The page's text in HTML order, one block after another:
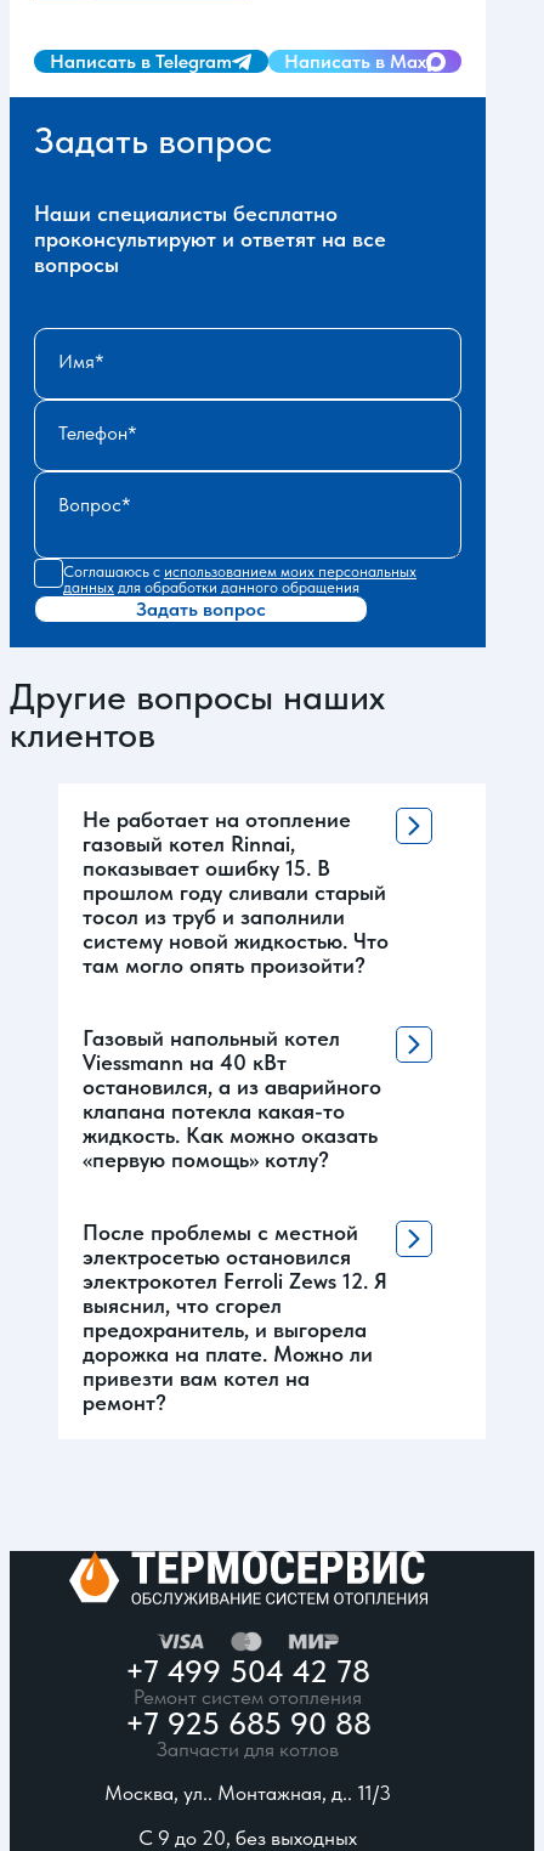
Написать в Telegram Написать в Max
Задать вопрос
Наши специалисты бесплатно
проконсультируют и ответят на все
вопросы
Имя
Телефон
Вопрос
Соглашаюсь с использованием моих персональных
данных для обработки данного обращения
Задать вопрос
Другие вопросы наших
клиентов
Не работает на отопление
газовый котел Rinnai,
показывает ошибку 15. В
прошлом году сливали старый
тосол из труб и заполнили
систему новой жидкостью. Что
там могло опять произойти?
Газовый напольный котел
Viessmann на 40 кВт
остановился, а из аварийного
клапана потекла какая-то
жидкость. Как можно оказать
«первую помощь» котлу?
После проблемы с местной
электросетью остановился
электрокотел Ferroli Zews 12. Я
выяснил, что сгорел
предохранитель, и выгорела
дорожка на плате. Можно ли
привезти вам котел на
ремонт?
+7 499 504 42 78
Ремонт систем отопления
+7 925 685 90 88
Запчасти для котлов
Москва, ул.. Монтажная, д.. 11/3
С 9 до 20, без выходных